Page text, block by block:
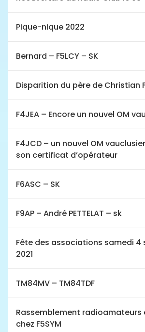
Pique-nique 2022
Bernard – F5LCY – SK
Disparition du père de Christian
F4JEA – Encore un nouvel OM
F4JCD – un nouvel OM
son certificat d’opérateur
F6ASC – SK
F9AP – André PETTELAT – sk
Fête des associations samedi 4
2021
TM84MV – TM84TDF
Rassemblement radioamateurs
chez F5SYM